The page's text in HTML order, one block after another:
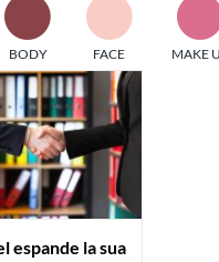
TESPI MEDIAGROUP
ed editrici specializzate
particolare, attraverso
informazione che
technology, entertainment
Stay tuned!
BODY FACE MAKE
sua presenza in
Nord America con
l’acquisizione di
Clw Tissue
espande la sua